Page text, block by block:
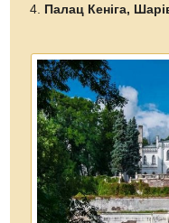
Палац Кеніга,